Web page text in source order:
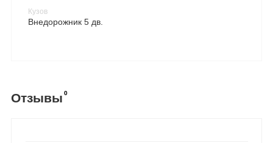
Кузов
Внедорожник 5 дв.
Отзывы 0